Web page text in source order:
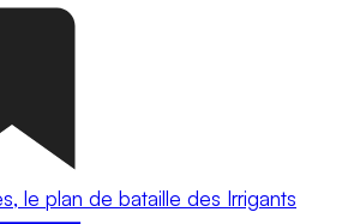
le plan de bataille des Irrigants